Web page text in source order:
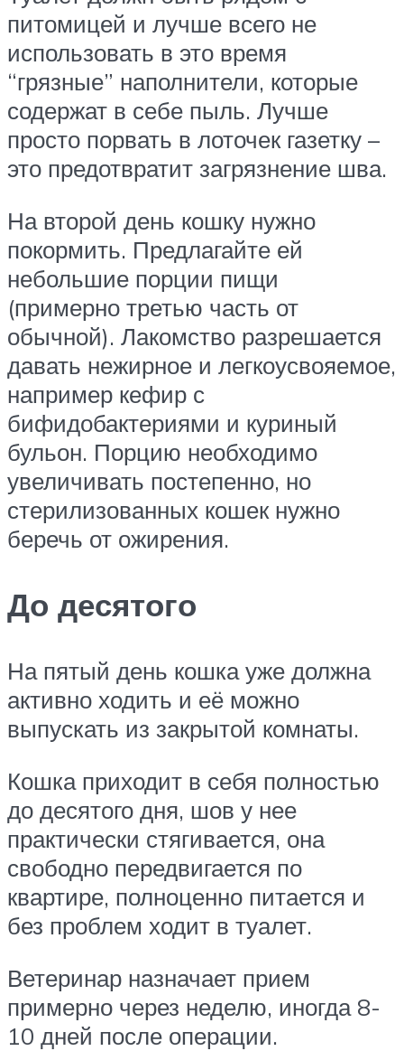
питомицей и лучше всего не
использовать в это время
“грязные” наполнители, которые
содержат в себе пыль. Лучше
просто порвать в лоточек газетку –
это предотвратит загрязнение шва.
На второй день кошку нужно
покормить. Предлагайте ей
небольшие порции пищи
(примерно третью часть от
обычной). Лакомство разрешается
давать нежирное и легкоусвояемое,
например кефир с
бифидобактериями и куриный
бульон. Порцию необходимо
увеличивать постепенно, но
стерилизованных кошек нужно
беречь от ожирения.
До десятого
На пятый день кошка уже должна
активно ходить и её можно
выпускать из закрытой комнаты.
Кошка приходит в себя полностью
до десятого дня, шов у нее
практически стягивается, она
свободно передвигается по
квартире, полноценно питается и
без проблем ходит в туалет.
Ветеринар назначает прием
примерно через неделю, иногда 8-
10 дней после операции.